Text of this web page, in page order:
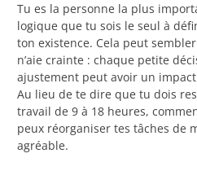
Tu es la personne la plus
logique que tu sois le seul à
ton existence. Cela peut
n’aie crainte : chaque petite
ajustement peut avoir un
Au lieu de te dire que tu dois
travail de 9 à 18 heures,
peux réorganiser tes tâches de
agréable.